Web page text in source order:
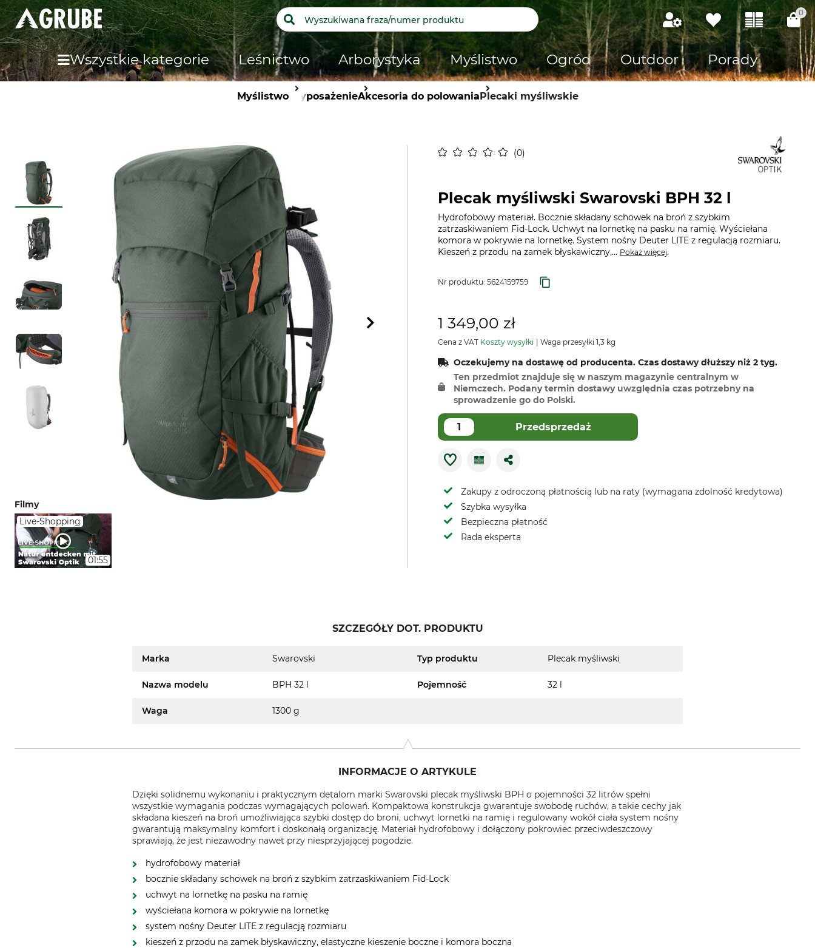
0
Wszystkie kategorie Leśnictwo Arborystyka Myślistwo Ogród Outdoor Porady
MyślistwoWyposażenieAkcesoria do polowaniaPlecaki myśliwskie
0
Filmy
Live-Shopping
01:55
Plecak myśliwski Swarovski BPH 32 l
Hydrofobowy materiał. Bocznie składany schowek na broń z szybkim
zatrzaskiwaniem Fid-Lock. Uchwyt na lornetkę na pasku na ramię. Wyściełana
komora w pokrywie na lornetkę. System nośny Deuter LITE z regulacją rozmiaru.
Kieszeń z przodu na zamek błyskawiczny,... Pokaż więcej.
Nr produktu: 5624159759
1 349,00 zł
Cena z VAT Koszty wysyłki Waga przesyłki 1,3 kg
Oczekujemy na dostawę od producenta. Czas dostawy dłuższy niż 2 tyg.
Ten przedmiot znajduje się w naszym magazynie centralnym w
Niemczech. Podany termin dostawy uwzględnia czas potrzebny na
sprowadzenie go do Polski.
Przedsprzedaż
Zakupy z odroczoną płatnością lub na raty (wymagana zdolność kredytowa)
Szybka wysyłka
Bezpieczna płatność
Rada eksperta
SZCZEGÓŁY DOT. PRODUKTU
Marka Swarovski Typ produktu Plecak myśliwski
Nazwa modelu BPH 32 l Pojemność 32 l
Waga 1300 g
INFORMACJE O ARTYKULE
Dzięki solidnemu wykonaniu i praktycznym detalom marki Swarovski plecak myśliwski BPH o pojemności 32 litrów spełni
wszystkie wymagania podczas wymagających polowań. Kompaktowa konstrukcja gwarantuje swobodę ruchów, a takie cechy jak
składana kieszeń na broń umożliwiająca szybki dostęp do broni, uchwyt lornetki na ramię i regulowany wokół ciała system nośny
gwarantują maksymalny komfort i doskonałą organizację. Materiał hydrofobowy i dołączony pokrowiec przeciwdeszczowy
sprawiają, że jest niezawodny nawet przy niesprzyjającej pogodzie.
hydrofobowy materiał
bocznie składany schowek na broń z szybkim zatrzaskiwaniem Fid-Lock
uchwyt na lornetkę na pasku na ramię
wyściełana komora w pokrywie na lornetkę
system nośny Deuter LITE z regulacją rozmiaru
kieszeń z przodu na zamek błyskawiczny, elastyczne kieszenie boczne i komora boczna